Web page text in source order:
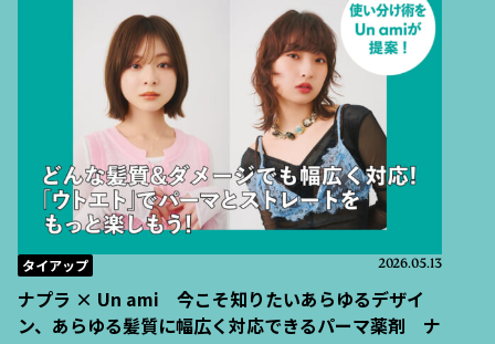
ナプラ × Un ami 今こそ知りたいあらゆるデザイ
ン、あらゆる髪質に幅広く対応できるパーマ薬剤 ナ
プラ『ut-et』